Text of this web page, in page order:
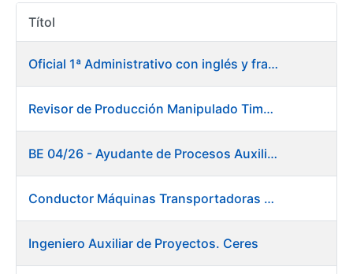
Mostra/Amaga
Títol
Accions
Oficial 1ª Administrativo con inglés y francés
Revisor de Producción Manipulado Timbre
BE 04/26 - Ayudante de Procesos Auxiliares. Fábrica de Papel
Conductor Máquinas Transportadoras Elevadoras. Fábrica Papel
Ingeniero Auxiliar de Proyectos. Ceres